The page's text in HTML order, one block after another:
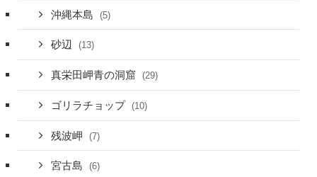
沖縄本島 (5)
砂辺 (13)
真栄田岬青の洞窟 (29)
ゴリラチョップ (10)
残波岬 (7)
宮古島 (6)